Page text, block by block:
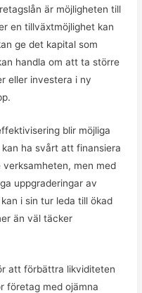
är möjligheten till
en tillväxtmöjlighet kan
ge det kapital som
handla om att ta större
eller investera i ny
blir möjliga
ha svårt att finansiera
men med
uppgraderingar av
i sin tur leda till ökad
än väl täcker
att förbättra likviditeten
företag med ojämna